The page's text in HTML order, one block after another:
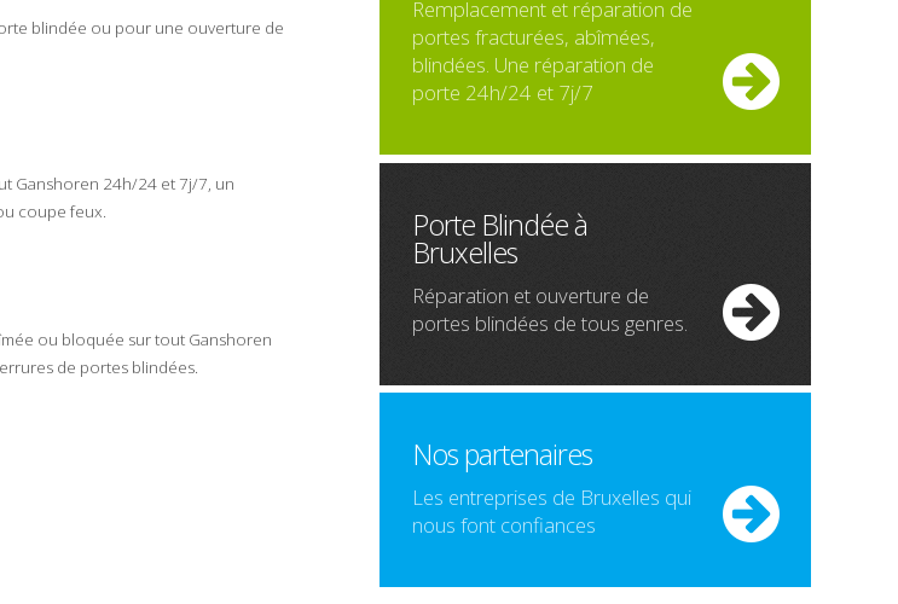
blindée ou pour une ouverture de
Ganshoren 24h/24 et 7j/7, un
coupe feux.
ou bloquée sur tout Ganshoren
de portes blindées.
Remplacement et réparation de
portes fracturées, abîmées,
blindées. Une réparation de
porte 24h/24 et 7j/7
Porte Blindée à
Bruxelles
Réparation et ouverture de
portes blindées de tous genres.
Nos partenaires
Les entreprises de Bruxelles qui
nous font confiances